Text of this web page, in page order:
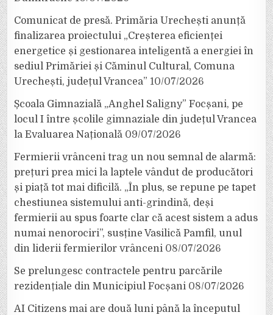
Comunicat de presă. Primăria Urechești anunță
finalizarea proiectului „Creșterea eficienței
energetice și gestionarea inteligentă a energiei în
sediul Primăriei și Căminul Cultural, Comuna
Urechești, județul Vrancea” 10/07/2026
Școala Gimnazială „Anghel Saligny” Focșani, pe
locul I între școlile gimnaziale din județul Vrancea
la Evaluarea Națională 09/07/2026
Fermierii vrânceni trag un nou semnal de alarmă:
prețuri prea mici la laptele vândut de producători
și piață tot mai dificilă. „În plus, se repune pe tapet
chestiunea sistemului anti-grindină, deși
fermierii au spus foarte clar că acest sistem a adus
numai nenorociri”, susține Vasilică Pamfil, unul
din liderii fermierilor vrânceni 08/07/2026
Se prelungesc contractele pentru parcările
rezidențiale din Municipiul Focșani 08/07/2026
AI Citizens mai are două luni până la începutul